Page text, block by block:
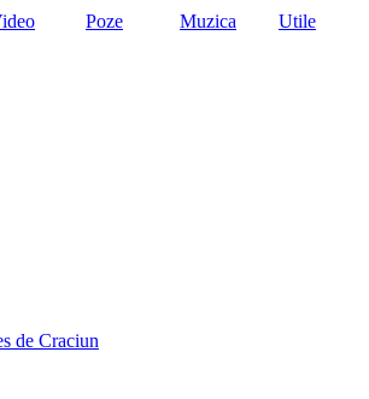
Poze Muzica Utile
de Craciun